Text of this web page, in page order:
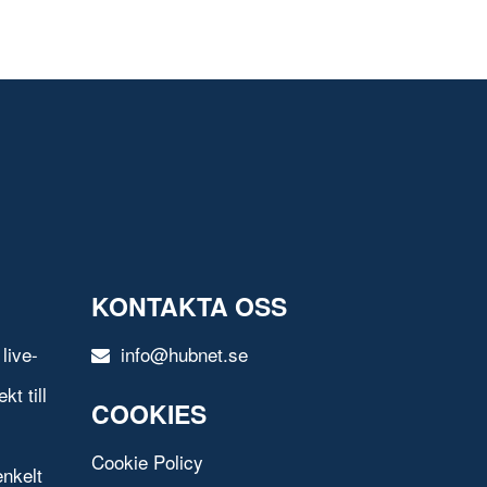
till
KONTAKTA OSS
info@hubnet.se
COOKIES
Cookie Policy